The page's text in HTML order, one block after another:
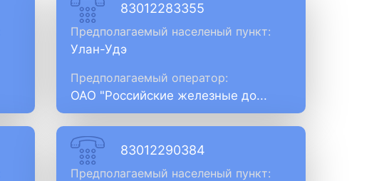
83012283355
Предполагаемый населеный пункт:
Улан-Удэ
Предполагаемый оператор:
ОАО "Российские железные до...
83012290384
Предполагаемый населеный пункт: